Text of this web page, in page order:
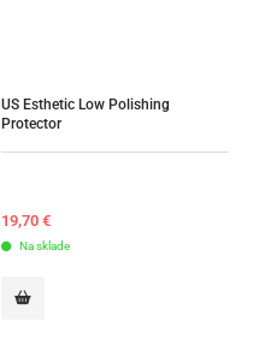
US Esthetic Low Polishing
Protector
19,70 €
Na sklade